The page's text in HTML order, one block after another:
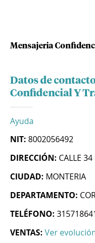
Mensajeria
Datos de
Confidencial Y
Ayuda
NIT: 8002056492
DIRECCIÓN: CALLE
CIUDAD: MONTERIA
DEPARTAMENTO:
TELÉFONO:
VENTAS: Ver